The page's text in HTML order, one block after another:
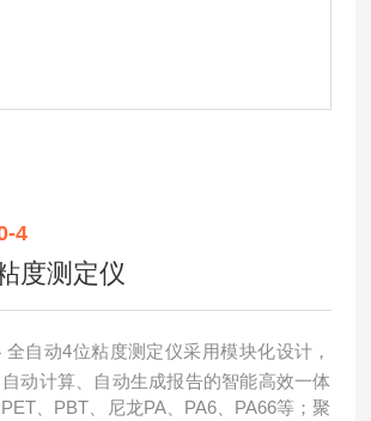
4
度测定仪
全自动4位粘度测定仪采用模块化设计，
动计算、自动生成报告的智能高效一体
、PBT、尼龙PA、PA6、PA66等；聚